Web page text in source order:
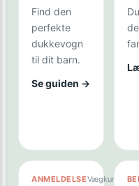
Find den
perfekte
dukkevogn
til dit barn.
Se guiden →
ANMELDELSEVægkunst